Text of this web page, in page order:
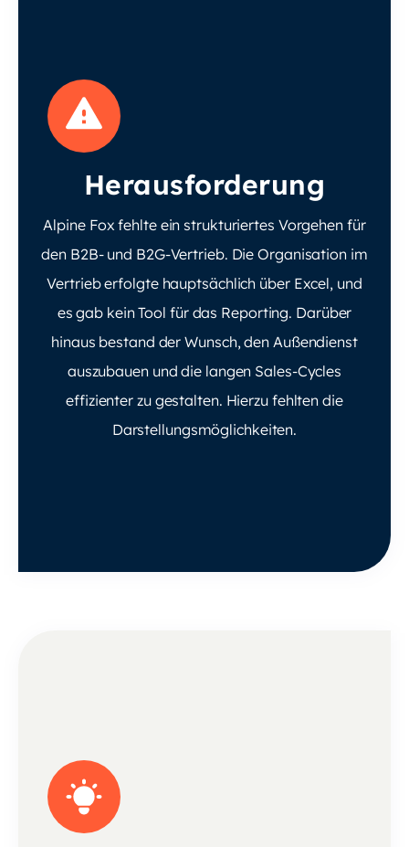
Herausforderung
Alpine Fox fehlte ein strukturiertes Vorgehen für
den B2B- und B2G-Vertrieb. Die Organisation im
Vertrieb erfolgte hauptsächlich über Excel, und
es gab kein Tool für das Reporting. Darüber
hinaus bestand der Wunsch, den Außendienst
auszubauen und die langen Sales-Cycles
effizienter zu gestalten. Hierzu fehlten die
Darstellungsmöglichkeiten.